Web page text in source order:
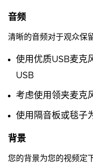
音频
清晰的音频对于观众保
使用优质USB麦克
USB
考虑使用领夹麦克
使用隔音板或毯子
背景
您的背景为您的视频定